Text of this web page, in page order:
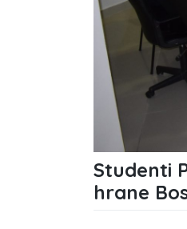
Studenti
hrane